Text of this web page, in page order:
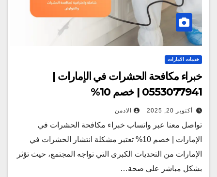
خدمات الامارات
خبراء مكافحة الحشرات في الإمارات |
0553077941 | خصم 10%
أكتوبر 20, 2025 الادمن
تواصل معنا عبر واتساب خبراء مكافحة الحشرات في
الإمارات | خصم 10% تعتبر مشكلة انتشار الحشرات في
الإمارات من التحديات الكبرى التي تواجه المجتمع، حيث تؤثر
بشكل مباشر على صحة…